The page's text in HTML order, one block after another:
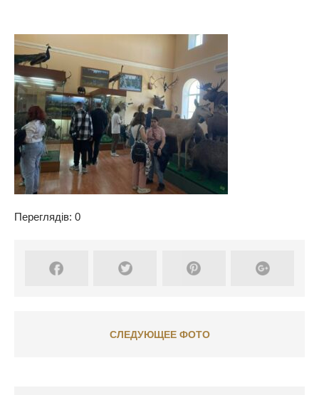
Переглядів: 0
СЛЕДУЮЩЕЕ ФОТО